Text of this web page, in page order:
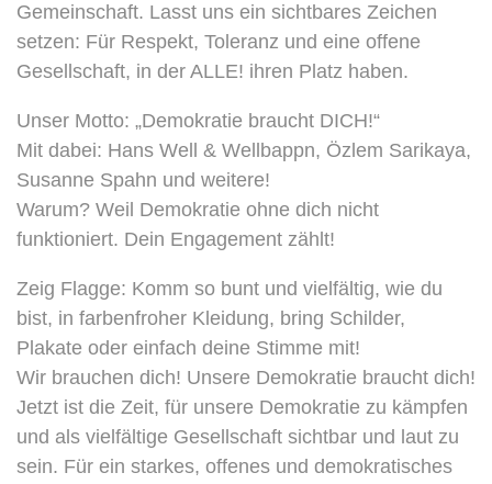
Gemeinschaft. Lasst uns ein sichtbares Zeichen
setzen: Für Respekt, Toleranz und eine offene
Gesellschaft, in der ALLE! ihren Platz haben.
Unser Motto: „Demokratie braucht DICH!“
Mit dabei: Hans Well & Wellbappn, Özlem Sarikaya,
Susanne Spahn und weitere!
Warum? Weil Demokratie ohne dich nicht
funktioniert. Dein Engagement zählt!
Zeig Flagge: Komm so bunt und vielfältig, wie du
bist, in farbenfroher Kleidung, bring Schilder,
Plakate oder einfach deine Stimme mit!
Wir brauchen dich! Unsere Demokratie braucht dich!
Jetzt ist die Zeit, für unsere Demokratie zu kämpfen
und als vielfältige Gesellschaft sichtbar und laut zu
sein. Für ein starkes, offenes und demokratisches